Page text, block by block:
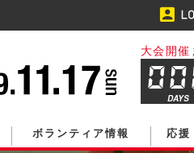
大会開催
DAYS
ボランティア情報 応援